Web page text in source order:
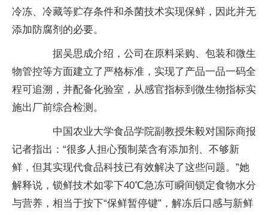
冷冻、冷藏等贮存条件和杀菌技术实现保鲜，因此并无
添加防腐剂的必要。
据吴思成介绍，公司在原料采购、包装和微生
物管控等方面建立了严格标准，实现了产品一品一码全
程可追溯，并配备化验室，从感官指标到微生物指标实
施出厂前综合检测。
中国农业大学食品学院副教授朱毅对国际商报
记者指出：“很多人担心预制菜含有添加剂、不够新
鲜，但其实现代食品科技已有效解决了这些问题。”她
解释说，锁鲜技术如零下40℃急冻可瞬间锁定食物水分
与营养，相当于按下“保鲜暂停键”，解冻后口感与新鲜